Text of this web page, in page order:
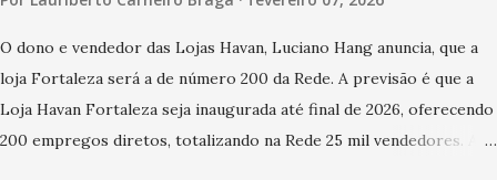
O dono e vendedor das Lojas Havan, Luciano Hang anuncia, que a
loja Fortaleza será a de número 200 da Rede. A previsão é que a
Loja Havan Fortaleza seja inaugurada até final de 2026, oferecendo
200 empregos diretos, totalizando na Rede 25 mil vendedores. A